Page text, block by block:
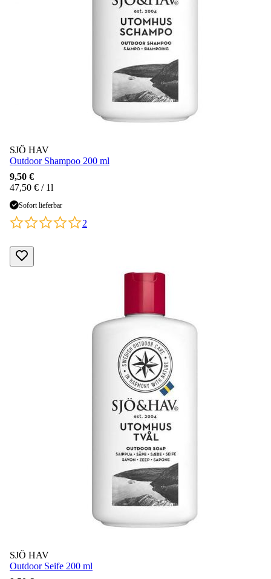
SJÖ HAV
Outdoor Shampoo 200 ml
9,50 €
47,50 € / 1l
Sofort lieferbar
2
SJÖ HAV
Outdoor Seife 200 ml